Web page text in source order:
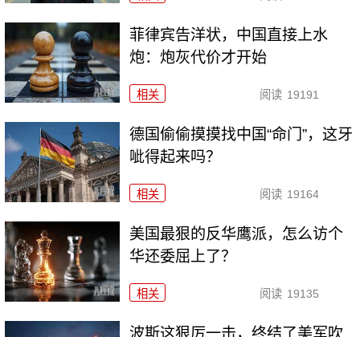
菲律宾告洋状，中国直接上水
炮：炮灰代价才开始
相关 阅读 19191
德国偷偷摸摸找中国“命门”，这牙
呲得起来吗？
相关 阅读 19164
美国最狠的反华鹰派，怎么访个
华还委屈上了？
相关 阅读 19135
波斯这狠厉一击，终结了美军吹